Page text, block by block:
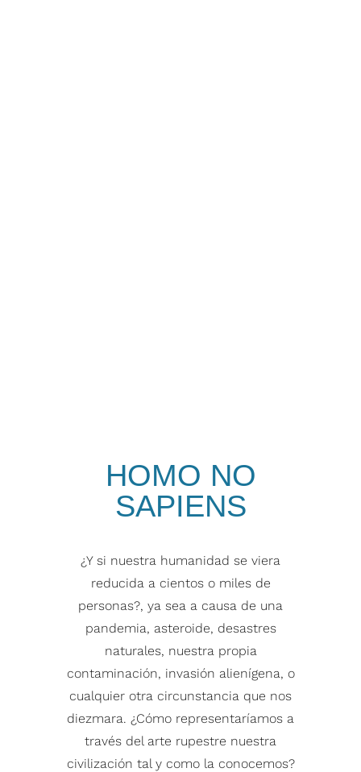
HOMO NO
SAPIENS
¿Y si nuestra humanidad se viera
reducida a cientos o miles de
personas?, ya sea a causa de una
pandemia, asteroide, desastres
naturales, nuestra propia
contaminación, invasión alienígena, o
cualquier otra circunstancia que nos
diezmara. ¿Cómo representaríamos a
través del arte rupestre nuestra
civilización tal y como la conocemos?